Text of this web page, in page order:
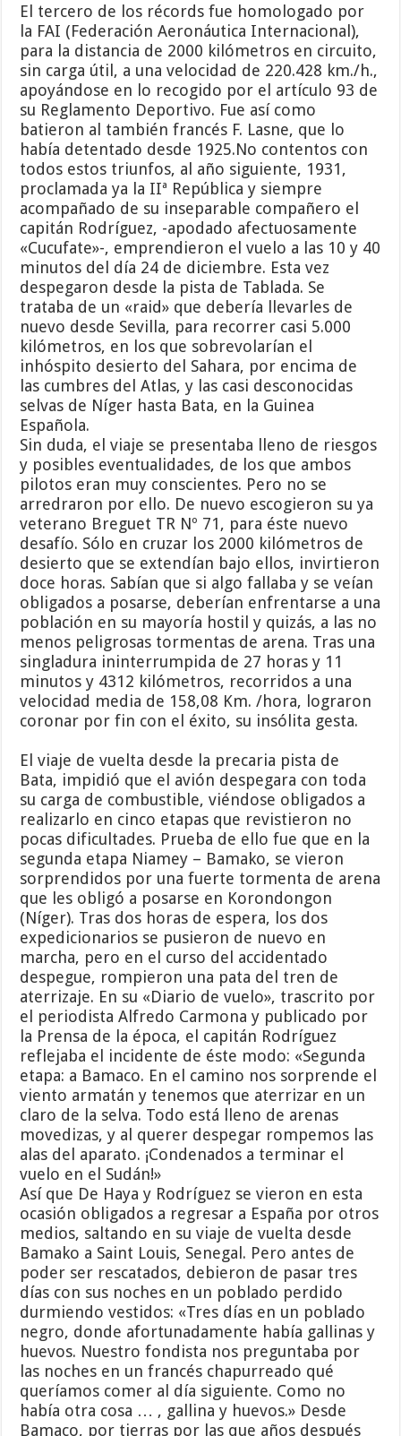
El tercero de los récords fue homologado por
la FAI (Federación Aeronáutica Internacional),
para la distancia de 2000 kilómetros en circuito,
sin carga útil, a una velocidad de 220.428 km./h.,
apoyándose en lo recogido por el artículo 93 de
su Reglamento Deportivo. Fue así como
batieron al también francés F. Lasne, que lo
había detentado desde 1925.No contentos con
todos estos triunfos, al año siguiente, 1931,
proclamada ya la IIª República y siempre
acompañado de su inseparable compañero el
capitán Rodríguez, -apodado afectuosamente
«Cucufate»-, emprendieron el vuelo a las 10 y 40
minutos del día 24 de diciembre. Esta vez
despegaron desde la pista de Tablada. Se
trataba de un «raid» que debería llevarles de
nuevo desde Sevilla, para recorrer casi 5.000
kilómetros, en los que sobrevolarían el
inhóspito desierto del Sahara, por encima de
las cumbres del Atlas, y las casi desconocidas
selvas de Níger hasta Bata, en la Guinea
Española.
Sin duda, el viaje se presentaba lleno de riesgos
y posibles eventualidades, de los que ambos
pilotos eran muy conscientes. Pero no se
arredraron por ello. De nuevo escogieron su ya
veterano Breguet TR Nº 71, para éste nuevo
desafío. Sólo en cruzar los 2000 kilómetros de
desierto que se extendían bajo ellos, invirtieron
doce horas. Sabían que si algo fallaba y se veían
obligados a posarse, deberían enfrentarse a una
población en su mayoría hostil y quizás, a las no
menos peligrosas tormentas de arena. Tras una
singladura ininterrumpida de 27 horas y 11
minutos y 4312 kilómetros, recorridos a una
velocidad media de 158,08 Km. /hora, lograron
coronar por fin con el éxito, su insólita gesta.
El viaje de vuelta desde la precaria pista de
Bata, impidió que el avión despegara con toda
su carga de combustible, viéndose obligados a
realizarlo en cinco etapas que revistieron no
pocas dificultades. Prueba de ello fue que en la
segunda etapa Niamey – Bamako, se vieron
sorprendidos por una fuerte tormenta de arena
que les obligó a posarse en Korondongon
(Níger). Tras dos horas de espera, los dos
expedicionarios se pusieron de nuevo en
marcha, pero en el curso del accidentado
despegue, rompieron una pata del tren de
aterrizaje. En su «Diario de vuelo», trascrito por
el periodista Alfredo Carmona y publicado por
la Prensa de la época, el capitán Rodríguez
reflejaba el incidente de éste modo: «Segunda
etapa: a Bamaco. En el camino nos sorprende el
viento armatán y tenemos que aterrizar en un
claro de la selva. Todo está lleno de arenas
movedizas, y al querer despegar rompemos las
alas del aparato. ¡Condenados a terminar el
vuelo en el Sudán!»
Así que De Haya y Rodríguez se vieron en esta
ocasión obligados a regresar a España por otros
medios, saltando en su viaje de vuelta desde
Bamako a Saint Louis, Senegal. Pero antes de
poder ser rescatados, debieron de pasar tres
días con sus noches en un poblado perdido
durmiendo vestidos: «Tres días en un poblado
negro, donde afortunadamente había gallinas y
huevos. Nuestro fondista nos preguntaba por
las noches en un francés chapurreado qué
queríamos comer al día siguiente. Como no
había otra cosa … , gallina y huevos.» Desde
Bamaco, por tierras por las que años después